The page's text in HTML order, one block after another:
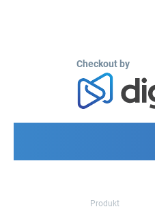
Checkout by
Produkt